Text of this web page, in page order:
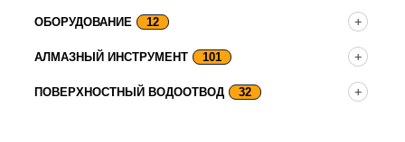
ОБОРУДОВАНИЕ 12
АЛМАЗНЫЙ ИНСТРУМЕНТ 101
ПОВЕРХНОСТНЫЙ ВОДООТВОД 32